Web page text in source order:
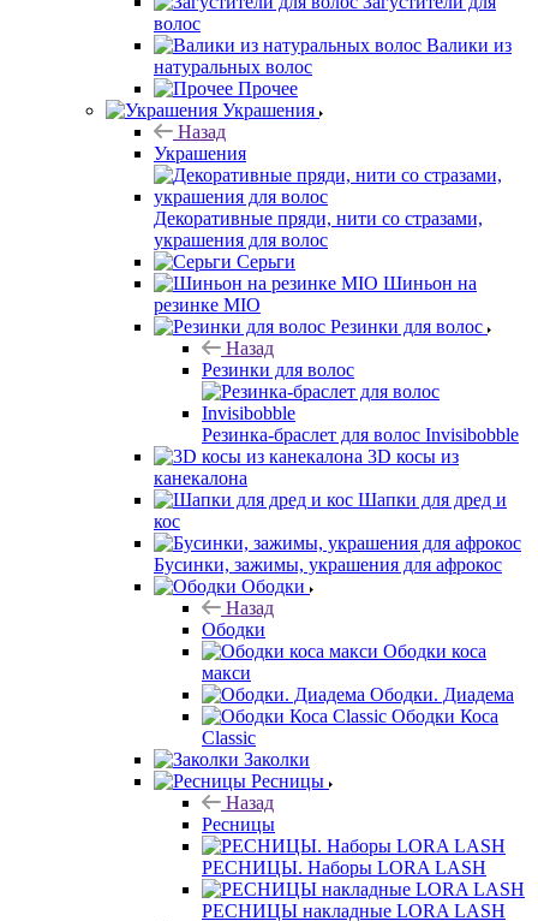
волос
Валики из
натуральных волос
Прочее
Украшения
Назад
Украшения
Декоративные пряди, нити со стразами,
украшения для волос
Серьги
Шиньон на
резинке MIO
Резинки для волос
Назад
Резинки для волос
Резинка-браслет для волос Invisibobble
3D косы из
канекалона
Шапки для дред и
кос
Бусинки, зажимы, украшения для афрокос
Ободки
Назад
Ободки
Ободки коса
макси
Ободки. Диадема
Ободки Коса
Classic
Заколки
Ресницы
Назад
Ресницы
РЕСНИЦЫ. Наборы LORA LASH
РЕСНИЦЫ накладные LORA LASH